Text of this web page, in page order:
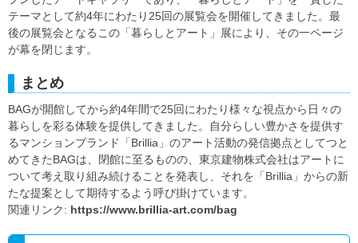
テーマとして約4年にわたり25回の展覧会を開催してきました。最
後の展覧会となるこの「暮らしとアート」展により、その一ページ
が幕を閉じます。
まとめ
BAGが開館してから約4年間で25回にわたり様々な視点から日々の
暮らしを彩る体験を提供してきました。自分らしい豊かさを提供す
るマンションブランド「Brillia」のアート活動の発信拠点としてつと
めてきたBAGは、閉館に至るものの、東京建物株式会社はアートに
ついて考え取り組み続けることを発表し、それを「Brillia」からの新
たな提案として期待するよう呼び掛けています。
関連リンク: https://www.brillia-art.com/bag